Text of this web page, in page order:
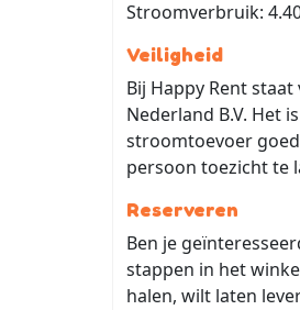
Stroomverbruik:
Veiligheid
Bij Happy Rent
Nederland B.V. Het
stroomtoevoer
persoon toezicht te
Reserveren
Ben je
stappen in het
halen, wilt laten